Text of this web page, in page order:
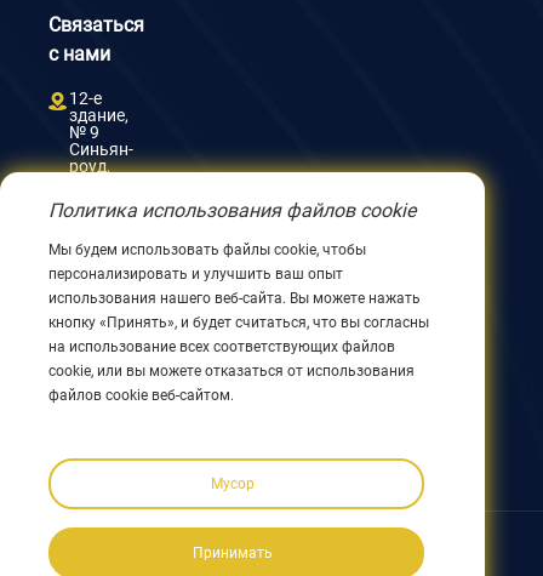
Связаться
с нами
12-е
здание,
№ 9
Синьян-
роуд,
Цзянсу,
0086
510
8580
0086
152
5144
1199
Подписывайтесь на нас:
Политика использования файлов cookie
Мы будем использовать файлы cookie, чтобы
персонализировать и улучшить ваш опыт
использования нашего веб-сайта. Вы можете нажать
кнопку «Принять», и будет считаться, что вы согласны
на использование всех соответствующих файлов
cookie, или вы можете отказаться от использования
файлов cookie веб-сайтом.
Мусор
Принимать